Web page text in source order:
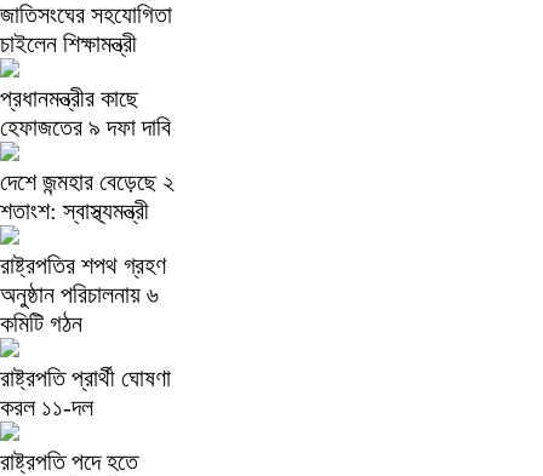
জাতিসংঘের সহযোগিতা
চাইলেন শিক্ষামন্ত্রী
প্রধানমন্ত্রীর কাছে
হেফাজতের ৯ দফা দাবি
দেশে জন্মহার বেড়েছে ২
শতাংশ: স্বাস্থ্যমন্ত্রী
রাষ্ট্রপতির শপথ গ্রহণ
অনুষ্ঠান পরিচালনায় ৬
কমিটি গঠন
রাষ্ট্রপতি প্রার্থী ঘোষণা
করল ১১-দল
রাষ্ট্রপতি পদে হতে